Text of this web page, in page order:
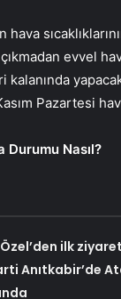
evvel
Pazartesi
Durumu Nasıl?
ilk
Anıtkabir’de